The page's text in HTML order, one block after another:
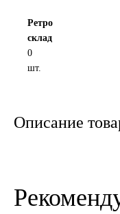
MOZER
North Sea Lubricants
ЕПК
Ретро
склад
0
шт.
Описание